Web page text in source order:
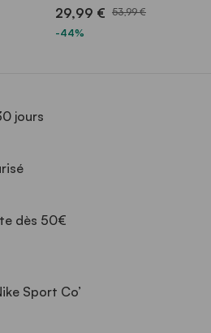
29,99 € 53,99 €
-44%
jours
dès 50€
Sport Co’